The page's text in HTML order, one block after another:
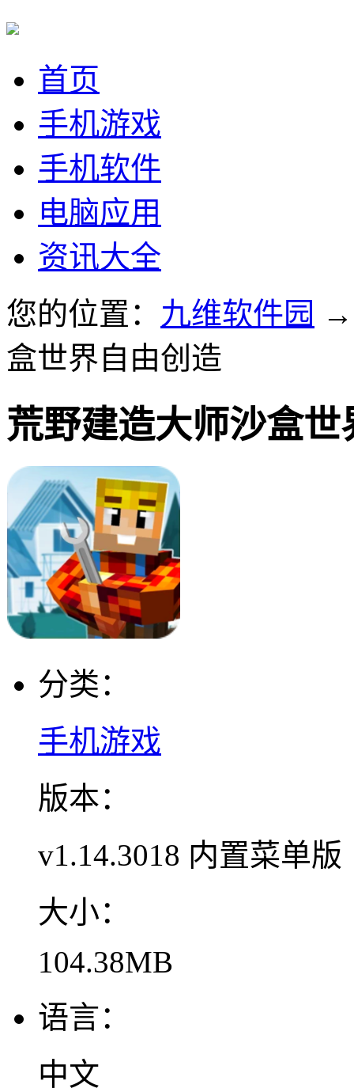
首页
手机游戏
手机软件
电脑应用
资讯大全
您的位置： 九维软件园
盒世界自由创造
荒野建造大师沙盒世
分类：
手机游戏
版本：
v1.14.3018 内置菜单版
大小：
104.38MB
语言：
中文